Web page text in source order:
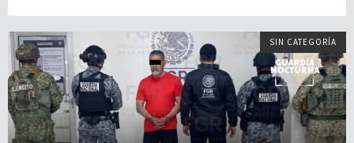
SIN CATEGORÍA